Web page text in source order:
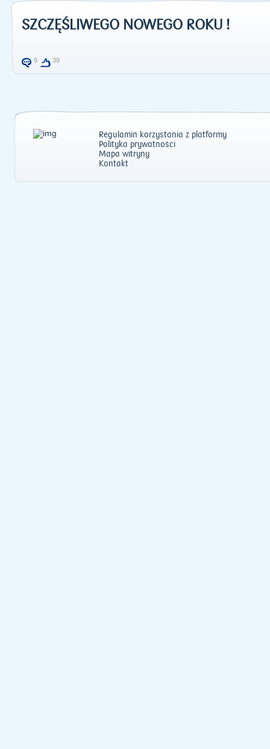
SZCZĘŚLIWEGO NOWEGO ROKU !
9 39
Regulamin korzystania z platformy
Polityka prywatności
Mapa witryny
Kontakt